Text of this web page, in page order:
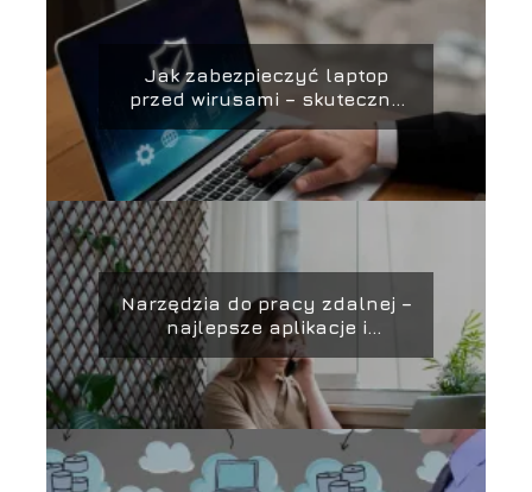
Jak zabezpieczyć laptop
przed wirusami – skuteczne
metody ochrony i
zabezpieczania danych
Narzędzia do pracy zdalnej –
najlepsze aplikacje i
platformy